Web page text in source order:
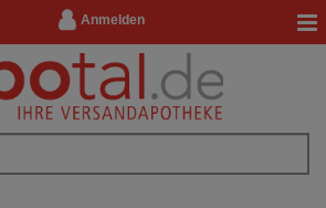
Anmelden